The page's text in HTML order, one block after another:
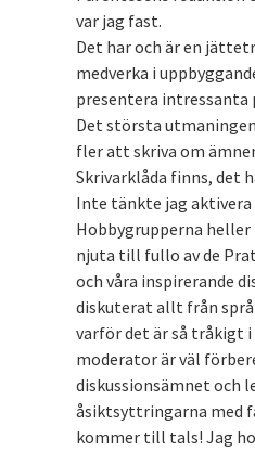
var jag fast.
Det har och är en
medverka i
presentera intressanta
Det största
fler att skriva om
Skrivarklåda finns, det
Inte tänkte jag
Hobbygrupperna
njuta till fullo av de
och våra inspirerande
diskuterat allt från
varför det är så tråkigt i
moderator är väl
diskussionsämnet och
åsiktsyttringarna med
kommer till tals! Jag